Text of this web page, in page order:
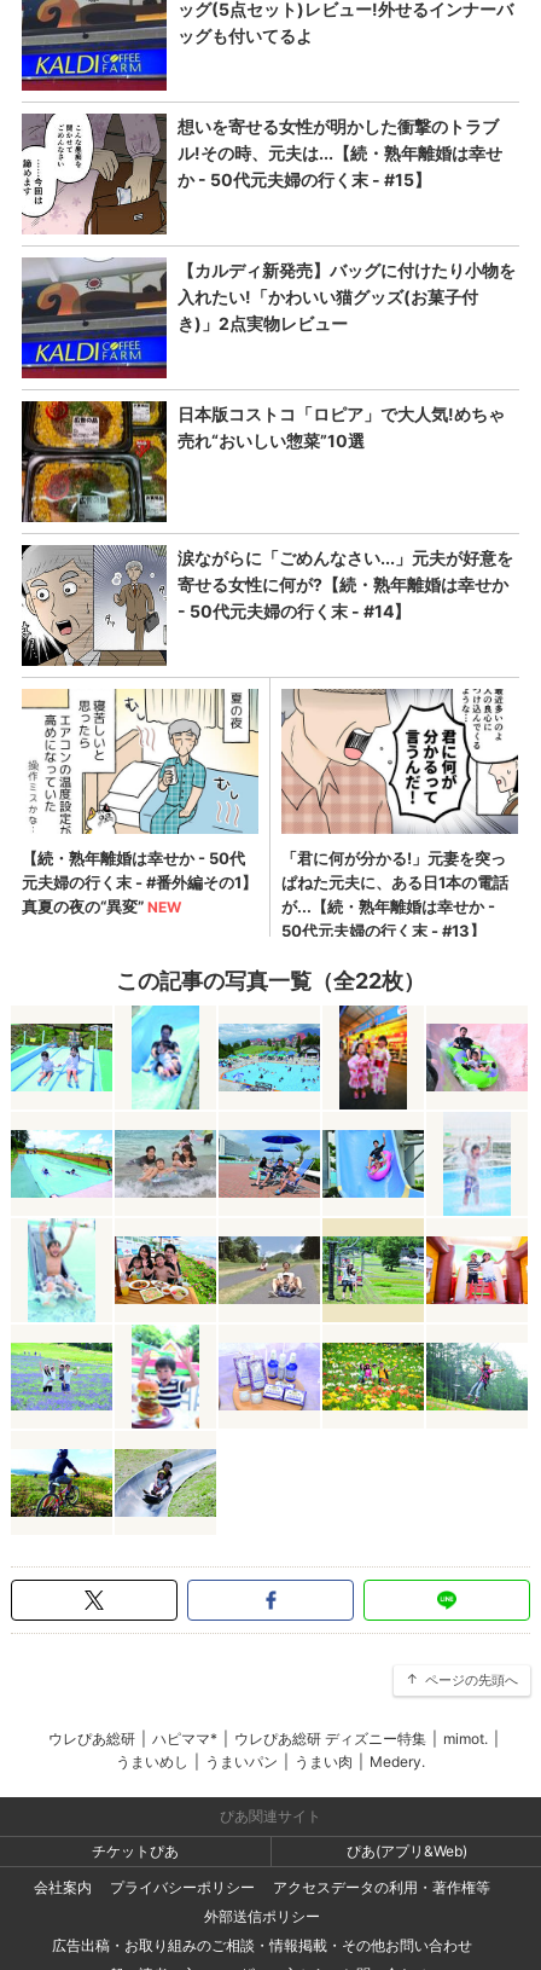
この記事の写真一覧（全22枚）
ページの先頭へ
ウレぴあ総研 ハピママ* ウレぴあ総研 ディズニー特集 mimot.
うまいめし
うまいパン うまい肉 Medery.
ぴあ関連サイト
チケットぴあ
ぴあ(アプリ&Web)
会社案内
プライバシーポリシー
アクセスデータの利用・著作権等
外部送信ポリシー
広告出稿・お取り組みのご相談・情報掲載・その他お問い合わせ